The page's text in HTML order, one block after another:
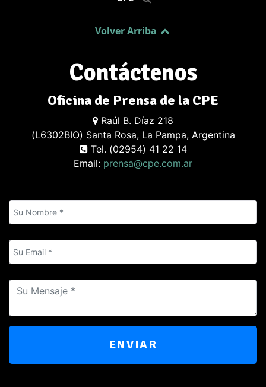
Volver Arriba
Contáctenos
Oficina de Prensa de la CPE
Raúl B. Díaz 218
(L6302BIO) Santa Rosa, La Pampa, Argentina
Tel. (02954) 41 22 14
Email: prensa@cpe.com.ar
ENVIAR